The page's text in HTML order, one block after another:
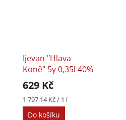
Ijevan "Hlava
Koně" 5y 0,35l 40%
629 Kč
Měrná
cena:
1 797,14 Kč / 1 l
Do košíku